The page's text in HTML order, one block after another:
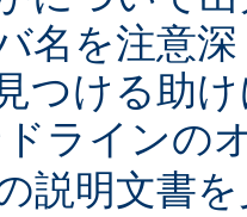
名を注意
つける助
ラインの
説明文書